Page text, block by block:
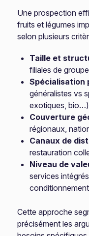
Une prospection
fruits et légumes
selon plusieurs
Taille et
filiales de
Spécialisation
généralistes vs
exotiques, bio…)
Couverture
régionaux,
Canaux de
restauration
Niveau de
services
Cette approche
précisément les